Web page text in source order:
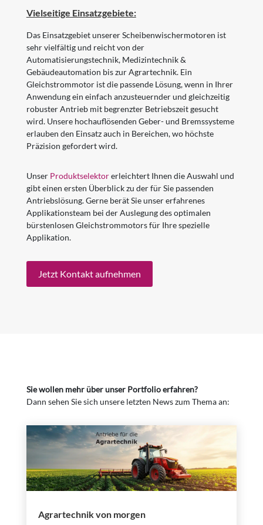
Vielseitige Einsatzgebiete:
Das Einsatzgebiet unserer Scheibenwischermotoren ist
sehr vielfältig und reicht von der
Automatisierungstechnik, Medizintechnik &
Gebäudeautomation bis zur Agrartechnik. Ein
Gleichstrommotor ist die passende Lösung, wenn in Ihrer
Anwendung ein einfach anzusteuernder und gleichzeitig
robuster Antrieb mit begrenzter Betriebszeit gesucht
wird. Unsere hochauflösenden Geber- und Bremssysteme
erlauben den Einsatz auch in Bereichen, wo höchste
Präzision gefordert wird.
Unser Produktselektorerleichtert Ihnen die Auswahl und
gibt einen ersten Überblick zu der für Sie passenden
Antriebslösung. Gerne berät Sie unser erfahrenes
Applikationsteam bei der Auslegung des optimalen
bürstenlosen Gleichstrommotors für Ihre spezielle
Applikation.
Jetzt Kontakt aufnehmen
Sie wollen mehr über unser Portfolio erfahren?
Dann sehen Sie sich unsere letzten News zum Thema an:
Agrartechnik von morgen